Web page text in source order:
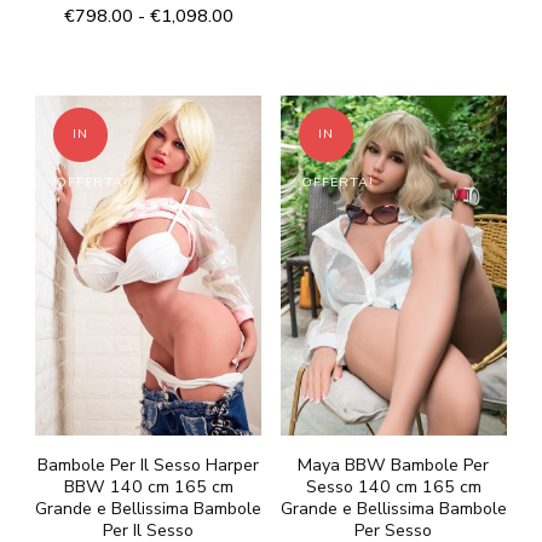
4.33
€798.00 - €1,098.00Fascia
da
€798.00
€1,098.00
ha
più
varianti.
Le
opzioni
possono
essere
scelte
nella
pagina
del
prodotto
€638.00
a
€998.00
ha
più
varianti.
Le
opzioni
possono
essere
scelte
nella
pagina
del
prodotto
IN
OFFERTA!
Bambole Per Il Sesso Harper
BBW 140 cm 165 cm
Grande e Bellissima Bambole
Per Il Sesso
IN
OFFERTA!
Maya BBW Bambole Per
Sesso 140 cm 165 cm
Grande e Bellissima Bambole
Per Sesso